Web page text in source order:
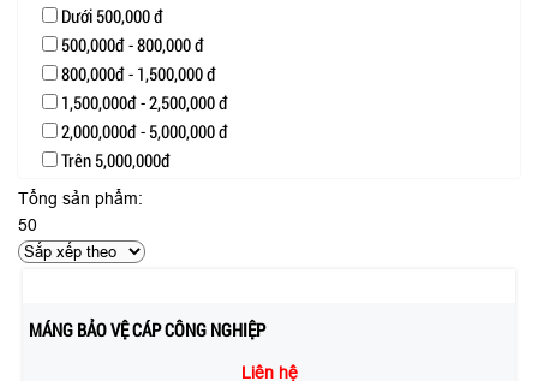
Dưới 500,000 đ
500,000đ - 800,000 đ
800,000đ - 1,500,000 đ
1,500,000đ - 2,500,000 đ
2,000,000đ - 5,000,000 đ
Trên 5,000,000đ
Tổng sản phẩm:
50
MÁNG BẢO VỆ CÁP CÔNG NGHIỆP
Liên hệ